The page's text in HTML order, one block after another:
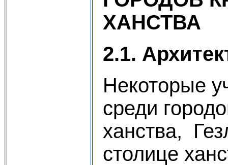
ХАНСТВА
2.1.
Некоторые
среди
ханства,
столице